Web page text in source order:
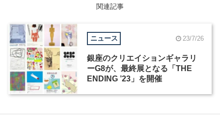
COLUMN
コラム
関連記事
ニュース 23/7/26
銀座のクリエイションギャラリ
ーG8が、最終展となる「THE
ENDING ’23」を開催